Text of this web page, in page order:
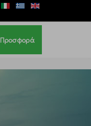
Προσφορά